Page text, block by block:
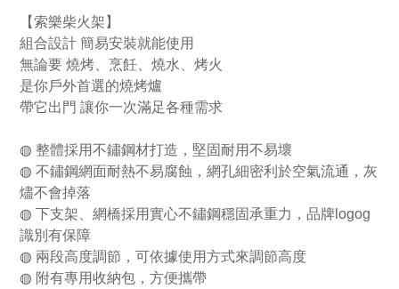
【索樂柴火架】
組合設計 簡易安裝就能使用
無論要 燒烤、烹飪、燒水、烤火
是你戶外首選的燒烤爐
帶它出門 讓你一次滿足各種需求
◍ 整體採用不鏽鋼材打造，堅固耐用不易壞
◍ 不鏽鋼網面耐熱不易腐蝕，網孔細密利於空氣流通，灰
燼不會掉落
◍ 下支架、網橋採用實心不鏽鋼穩固承重力，品牌logog
識別有保障
◍ 兩段高度調節，可依據使用方式來調節高度
◍ 附有專用收納包，方便攜帶